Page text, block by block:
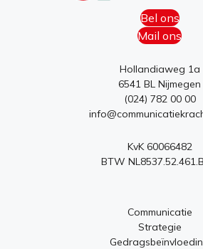
Bel ons
Mail ons
Hollandiaweg 1a
6541 BL Nijmegen
(024) 782 00 00
KvK 60066482
BTW
Communicatie
Strategie